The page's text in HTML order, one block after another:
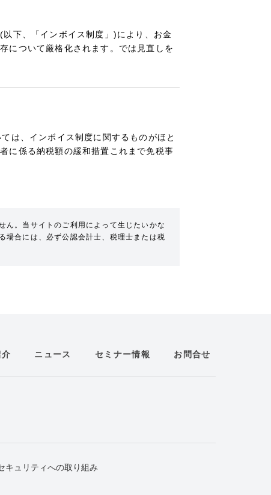
下、「インボイス制度」)により、お金
について厳格化されます。では見直しを
は、インボイス制度に関するものがほと
に係る納税額の緩和措置これまで免税事
ん。当サイトのご利用によって生じたいかな
場合には、必ず公認会計士、税理士または税
ニュース セミナー情報 お問合せ
キュリティへの取り組み